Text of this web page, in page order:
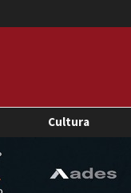
Cultura